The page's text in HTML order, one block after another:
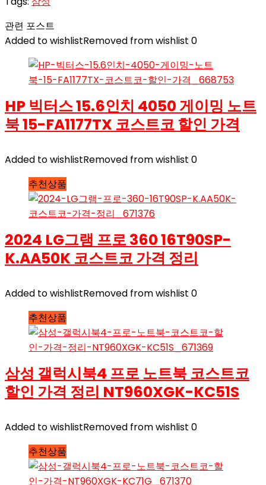
관련 포스트
Added to wishlistRemoved from wishlist 0
HP 빅터스 15.6인치 4050 게이밍 노트
북 15-FA1177TX 코스트코 할인 가격
Added to wishlistRemoved from wishlist 0
추천상품
2024 LG그램 프로 360 16T90SP-
K.AA50K 코스트코 가격 정리
Added to wishlistRemoved from wishlist 0
추천상품
삼성 갤럭시북4 프로 노트북 코스트코
할인 가격 정리 NT960XGK-KC51S
Added to wishlistRemoved from wishlist 0
추천상품